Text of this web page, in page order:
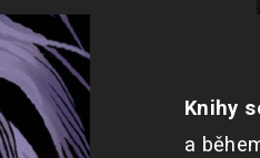
Knihy
a